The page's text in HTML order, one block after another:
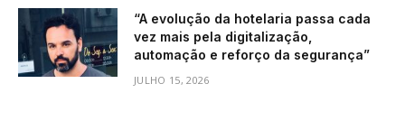
“A evolução da hotelaria passa cada
vez mais pela digitalização,
automação e reforço da segurança”
JULHO 15, 2026